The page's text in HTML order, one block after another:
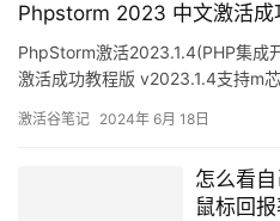
Phpstorm 2023 中文激活
芯片)
PhpStorm激活2023.1.4(PHP集
激活成功教程版 v2023.1.4支持m
激活谷笔记 2024年 6月 18日
怎么看
鼠标回